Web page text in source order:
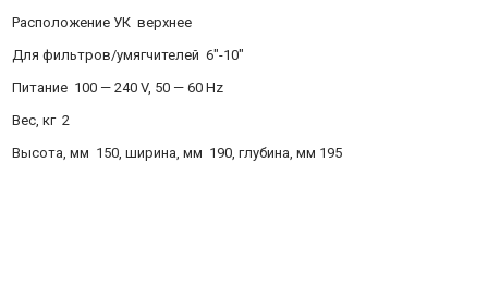
Расположение УК верхнее
Для фильтров/умягчителей 6″-10″
Питание 100 — 240 V, 50 — 60 Hz
Вес, кг 2
Высота, мм 150, ширина, мм 190, глубина, мм 195